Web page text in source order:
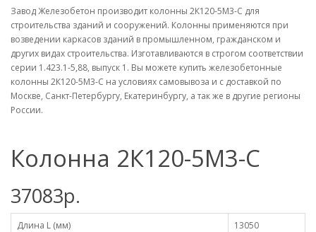
Завод Железобетон производит колонны 2К120-5М3-C для
строительства зданий и сооружений. Колонны применяются при
возведении каркасов зданий в промышленном, гражданском и
других видах строительства. Изготавливаются в строгом соответствии
серии 1.423.1-5,88, выпуск 1. Вы можете купить железобетонные
колонны 2К120-5М3-C на условиях самовывоза и с доставкой по
Москве, Санкт-Петербургу, Екатеринбургу, а так же в другие регионы
России.
Колонна 2К120-5М3-C
37083р.
Длина L (мм)
13050